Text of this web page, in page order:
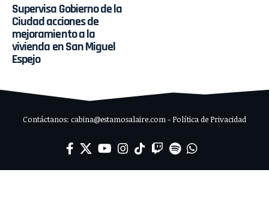
Supervisa Gobierno de la
Ciudad acciones de
mejoramiento a la
vivienda en San Miguel
Espejo
Contáctanos: cabina@estamosalaire.com - Política de Privacidad